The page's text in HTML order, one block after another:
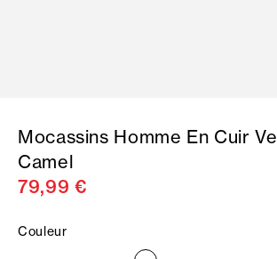
Mocassins Homme En Cuir
Camel
79,99 €
Couleur